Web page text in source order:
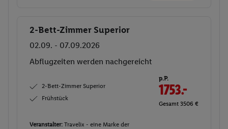
Buchen
2-Bett-Zimmer Superior
02.09. - 07.09.2026
Abflugzeiten werden nachgereicht
2-Bett-Zimmer Superior
Frühstück
p.P.
1753.-
Gesamt 3506 €
Veranstalter: Travelix - eine Marke der